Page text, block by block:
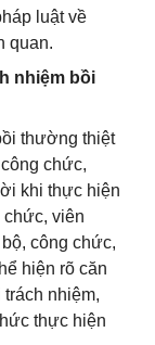
luật về
quan.
nhiệm bồi
thường thiệt
chức,
khi thực hiện
chức, viên
công chức,
hiện rõ căn
nhiệm,
thực hiện